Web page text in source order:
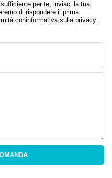
per te, inviaci la tua
di rispondere il prima
coninformativa sulla privacy.